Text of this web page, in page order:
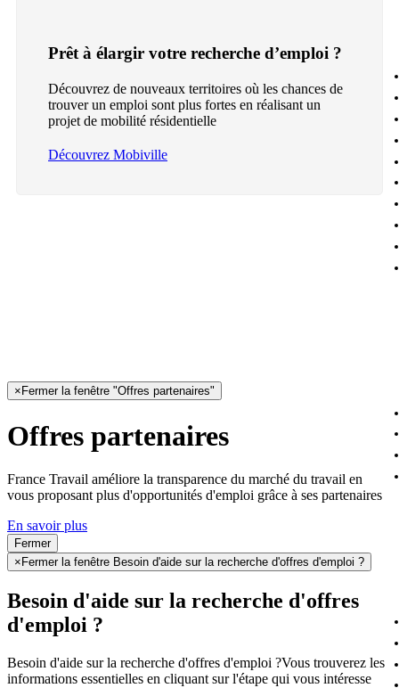
Prêt à élargir votre recherche d’emploi ?
Découvrez de nouveaux territoires où les chances de
trouver un emploi sont plus fortes en réalisant un
projet de mobilité résidentielle
Découvrez Mobiville
× Fermer la fenêtre "Offres partenaires"
Offres partenaires
France Travail améliore la transparence du marché du travail en
vous proposant plus d'opportunités d'emploi grâce à ses partenaires
En savoir plus
Fermer
× Fermer la fenêtre Besoin d'aide sur la recherche d'offres d'emploi ?
Besoin d'aide sur la recherche d'offres
d'emploi ?
Besoin d'aide sur la recherche d'offres d'emploi ?Vous trouverez les
informations essentielles en cliquant sur l'étape qui vous intéresse